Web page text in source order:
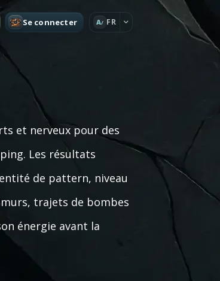
Se connecter A FR
et nerveux pour des
Les résultats
de pattern, niveau
trajets de bombes
énergie avant la